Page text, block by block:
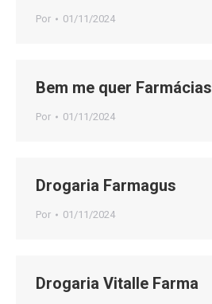
Por 01/11/2024
Bem me quer Farmácias
Por 01/11/2024
Drogaria Farmagus
Por 01/11/2024
Drogaria Vitalle Farma